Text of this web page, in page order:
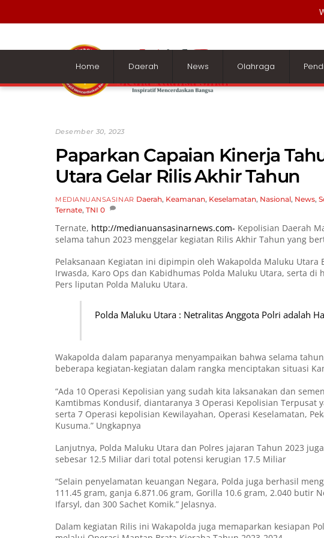
content
Home
Daerah News Olahraga
Desember 30, 2023
Paparkan Capaian Kinerja
Utara Gelar Rilis Akhir Tahun
MEDIANUANSASINAR Daerah, Keamanan, Keselamatan, Nasional, News,
Ternate, TNI 0
Ternate, http://medianuansasinarnews.com- Kepolisian Daerah
selama tahun 2023 menggelar kegiatan Rilis Akhir Tahun yang
Pelaksanaan Kegiatan ini dipimpin oleh Wakapolda Maluku Utara
Irwasda, Karo Ops dan Kabidhumas Polda Maluku Utara, serta
Pers liputan Polda Maluku Utara.
Polda Maluku Utara : Netralitas Anggota Polri adalah
Wakapolda dalam paparanya menyampaikan bahwa selama
beberapa kegiatan-kegiatan dalam rangka menciptakan situasi
“Ada 10 Operasi Kepolisian yang sudah kita laksanakan dan
Kamtibmas Kondusif, diantaranya 3 Operasi Kepolisian
serta 7 Operasi kepolisian Kewilayahan, Operasi Keselamatan,
Kusuma.” Ungkapnya
Lanjutnya, Polda Maluku Utara dan Polres jajaran Tahun 2023
sebesar 12.5 Miliar dari total potensi kerugian 17.5 Miliar
“Selain penyelamatan keuangan Negara, Polda juga berhasil
111.45 gram, ganja 6.871.06 gram, Gorilla 10.6 gram, 2.040 butir
Ifarsyl, dan 300 Sachet Komik.” Jelasnya.
Dalam kegiatan Rilis ini Wakapolda juga memaparkan kesiapan